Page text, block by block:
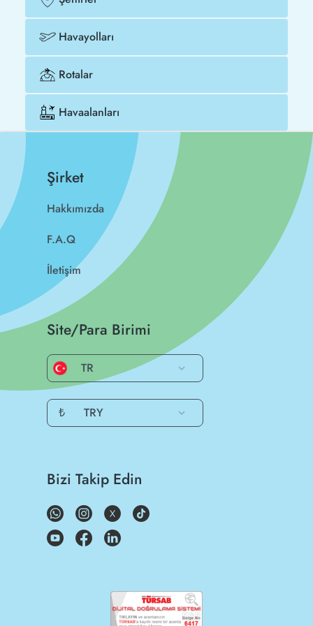
Havayolları
Rotalar
Havaalanları
Şirket
Hakkımızda
F.A.Q
İletişim
Site/Para Birimi
TR
₺ TRY
Bizi Takip Edin